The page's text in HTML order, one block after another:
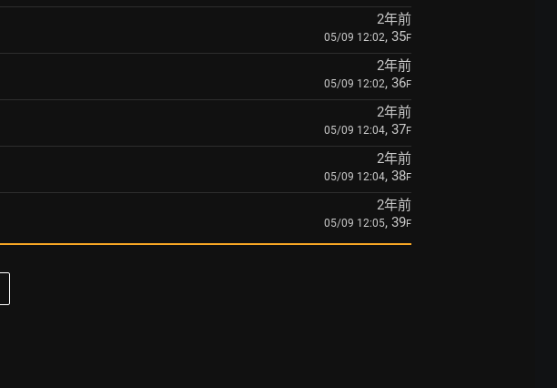
2年前
05/09 12:02, 35F
2年前
05/09 12:02, 36F
2年前
05/09 12:04, 37F
2年前
05/09 12:04, 38F
2年前
05/09 12:05, 39F